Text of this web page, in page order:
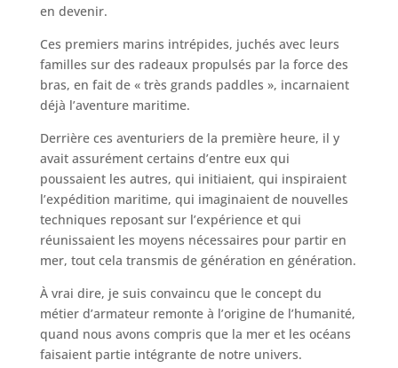
en devenir.
Ces premiers marins intrépides, juchés avec leurs
familles sur des radeaux propulsés par la force des
bras, en fait de « très grands paddles », incarnaient
déjà l’aventure maritime.
Derrière ces aventuriers de la première heure, il y
avait assurément certains d’entre eux qui
poussaient les autres, qui initiaient, qui inspiraient
l’expédition maritime, qui imaginaient de nouvelles
techniques reposant sur l’expérience et qui
réunissaient les moyens nécessaires pour partir en
mer, tout cela transmis de génération en génération.
À vrai dire, je suis convaincu que le concept du
métier d’armateur remonte à l’origine de l’humanité,
quand nous avons compris que la mer et les océans
faisaient partie intégrante de notre univers.